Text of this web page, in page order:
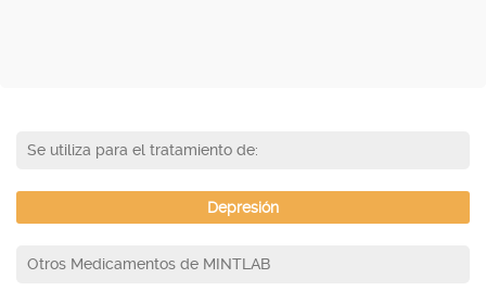
Se utiliza para el tratamiento de:
Depresión
Otros Medicamentos de MINTLAB